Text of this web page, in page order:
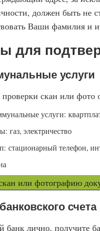
должен быть не
Ваши фамилия и
для
услуги
проверки скан или
услуги:
газ, электричество
стационарный телефон,
или фотографию
счета
банк лично, получите